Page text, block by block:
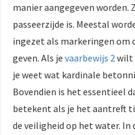
manier aangegeven worden.
passeerzijde is. Meestal
ingezet als markeringen om
geven. Als je vaarbewijs 2 wilt
je weet wat kardinale
Bovendien is het essentieel
betekent als je het aantreft
de veiligheid op het water.